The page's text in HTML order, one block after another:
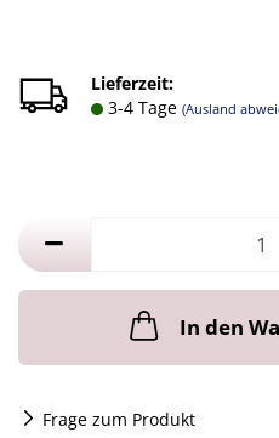
Lieferzeit:
3-4 Tage (Ausland
In den
Frage zum Produkt